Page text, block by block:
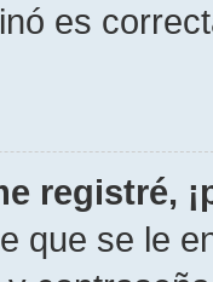
es
registré,
que se le